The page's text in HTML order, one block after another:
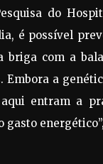
do
é possível
com a
a
entram a